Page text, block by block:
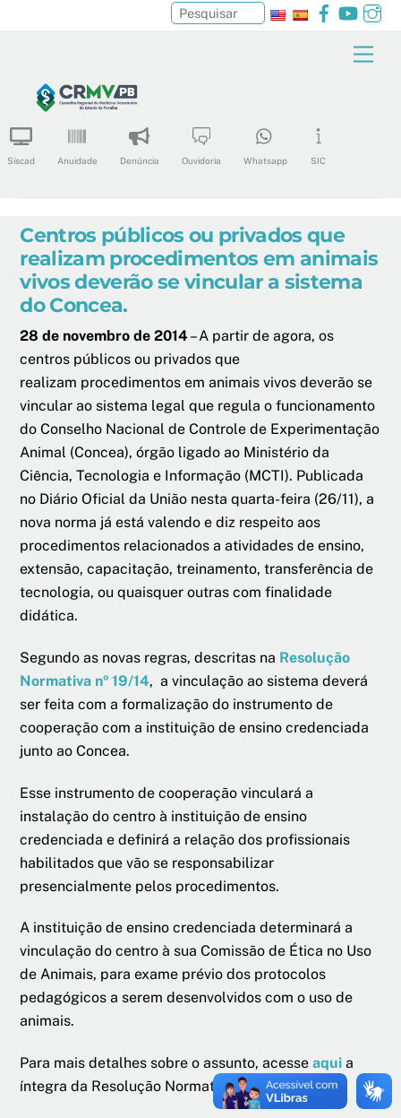
content
Facebook
Siscad Anuidade Denúncia Ouvidoria Whatsapp SIC
Pesquisar
Centros públicos ou privados que
realizam procedimentos em animais
vivos deverão se vincular a sistema
do Concea.
28 de novembro de 2014 – A partir de agora, os
centros públicos ou privados que
realizam procedimentos em animais vivos deverão se
vincular ao sistema legal que regula o funcionamento
do Conselho Nacional de Controle de Experimentação
Animal (Concea), órgão ligado ao Ministério da
Ciência, Tecnologia e Informação (MCTI). Publicada
no Diário Oficial da União nesta quarta-feira (26/11), a
nova norma já está valendo e diz respeito aos
procedimentos relacionados a atividades de ensino,
extensão, capacitação, treinamento, transferência de
tecnologia, ou quaisquer outras com finalidade
didática.
Segundo as novas regras, descritas na Resolução
Normativa nº 19/14, a vinculação ao sistema deverá
ser feita com a formalização do instrumento de
cooperação com a instituição de ensino credenciada
junto ao Concea.
Esse instrumento de cooperação vinculará a
instalação do centro à instituição de ensino
credenciada e definirá a relação dos profissionais
habilitados que vão se responsabilizar
presencialmente pelos procedimentos.
A instituição de ensino credenciada determinará a
vinculação do centro à sua Comissão de Ética no Uso
de Animais, para exame prévio dos protocolos
pedagógicos a serem desenvolvidos com o uso de
animais.
Para mais detalhes sobre o assunto, acesseaquia
íntegra da Resolução Normativa nº 19/14.